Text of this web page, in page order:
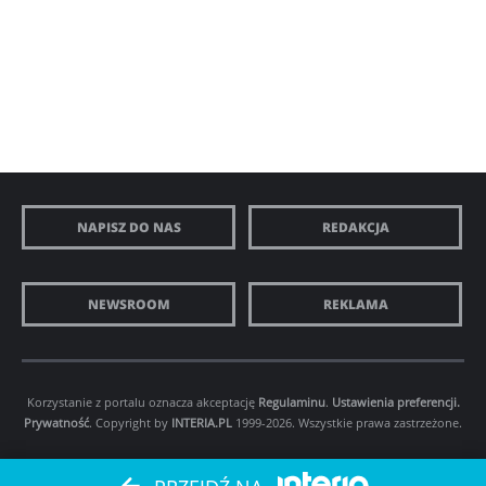
NAPISZ DO NAS REDAKCJA
NEWSROOM REKLAMA
Korzystanie z portalu oznacza akceptację Regulaminu. Ustawienia preferencji.
Prywatność. Copyright by INTERIA.PL 1999-2026. Wszystkie prawa zastrzeżone.